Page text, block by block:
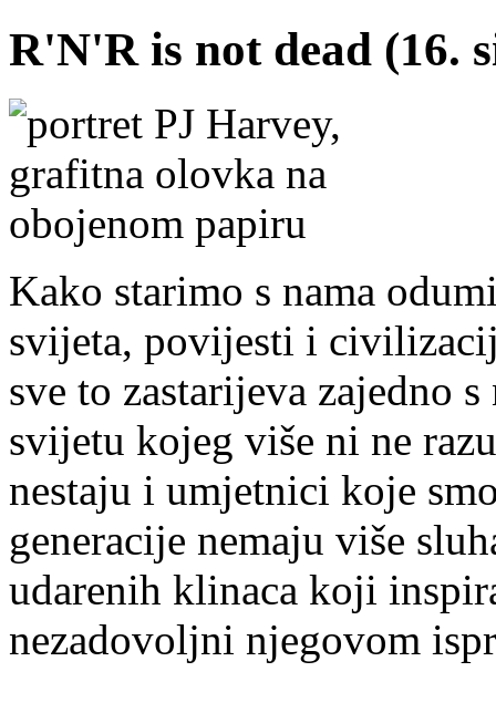
R'N'R is not dead (16.
Kako starimo s nama
svijeta, povijesti i
sve to zastarijeva zajedno
svijetu kojeg više ni ne
nestaju i umjetnici koje
generacije nemaju više
udarenih klinaca koji
nezadovoljni njegovom